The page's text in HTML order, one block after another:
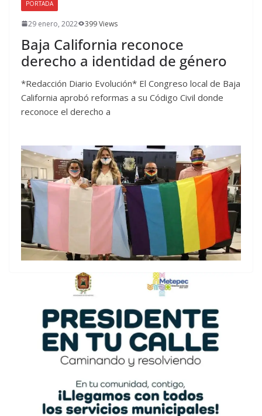
PORTADA
29 enero, 2022 399 Views
Baja California reconoce
derecho a identidad de género
*Redacción Diario Evolución* El Congreso local de Baja
California aprobó reformas a su Código Civil donde
reconoce el derecho a